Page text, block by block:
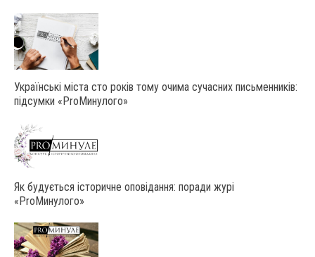
Українські міста сто років тому очима сучасних письменників:
підсумки «ProМинулого»
Як будується історичне оповідання: поради журі
«ProМинулого»